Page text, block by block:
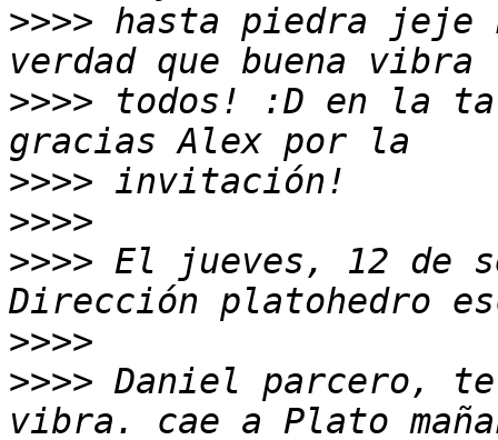
>>>> hasta piedra jeje
>>>> todos! :D en la
>>>>
>>>>
>>>> El jueves, 12 de
>>>>
>>>> Daniel parcero, te